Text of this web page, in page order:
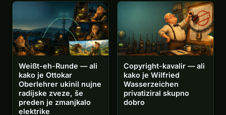
Weißt-eh-Runde — ali
kako je Ottokar
Oberlehrer ukinil nujne
radijske zveze, še
preden je zmanjkalo
elektrike
Copyright-kavalir — ali
kako je Wilfried
Wasserzeichen
privatiziral skupno
dobro